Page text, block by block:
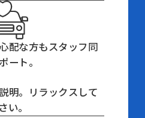
配な方もスタッフ同
ート。
明。リラックスして
い。